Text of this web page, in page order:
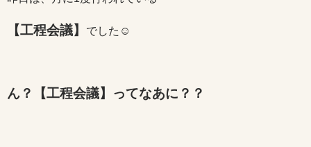
【工程会議】 でした☺
ん？【工程会議】ってなあに？？